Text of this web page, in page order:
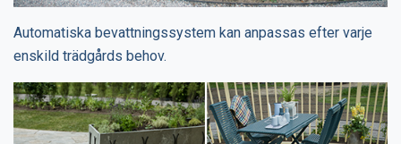
Automatiska bevattningssystem kan anpassas efter varje
enskild trädgårds behov.